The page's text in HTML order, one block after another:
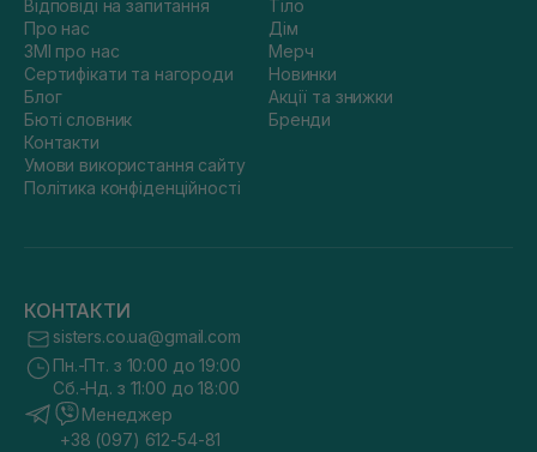
Відповіді на запитання
Про нас
ЗМІ про нас
Сертифікати та нагороди
Блог
Бюті словник
Контакти
Умови використання сайту
Політика конфіденційності
Тіло
Дім
Мерч
Новинки
Акції та знижки
Бренди
КОНТАКТИ
sisters.co.ua@gmail.com
Пн.-Пт. з 10:00 до 19:00
Сб.-Нд. з 11:00 до 18:00
Менеджер
+38 (097) 612-54-81